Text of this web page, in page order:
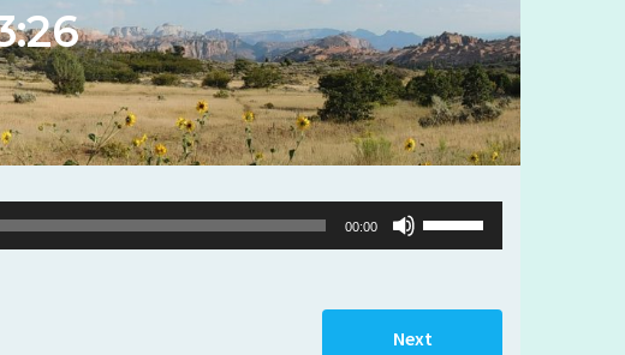
00:00
Use
Up/Down
to
Next